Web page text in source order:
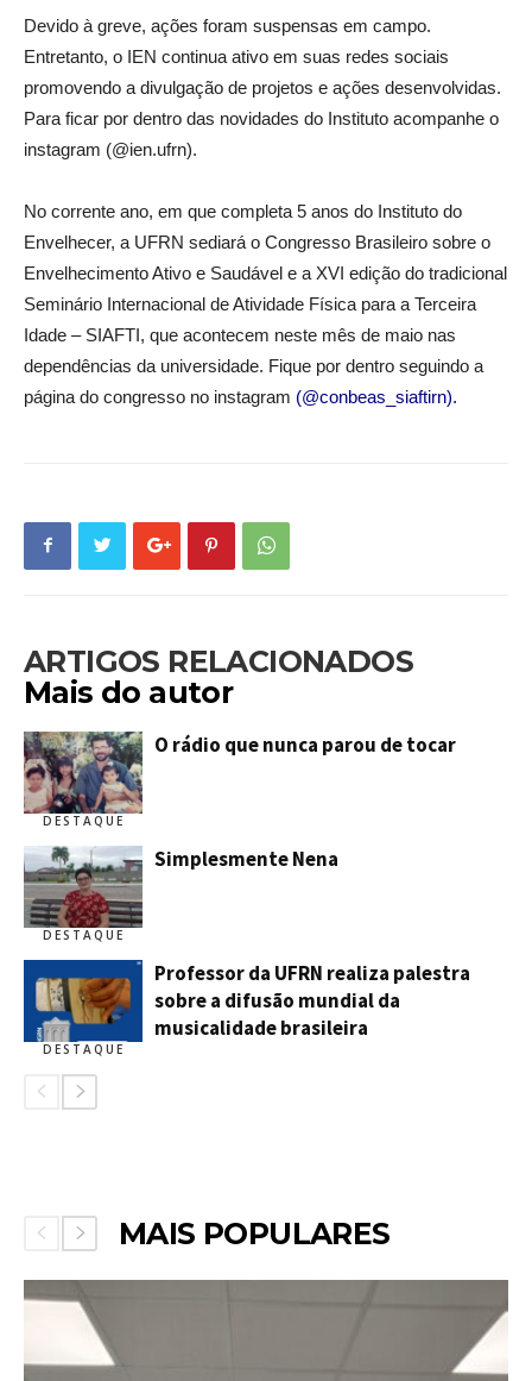
Devido à greve, ações foram suspensas em campo.
Entretanto, o IEN continua ativo em suas redes sociais
promovendo a divulgação de projetos e ações desenvolvidas.
Para ficar por dentro das novidades do Instituto acompanhe o
instagram (@ien.ufrn).
No corrente ano, em que completa 5 anos do Instituto do
Envelhecer, a UFRN sediará o Congresso Brasileiro sobre o
Envelhecimento Ativo e Saudável e a XVI edição do tradicional
Seminário Internacional de Atividade Física para a Terceira
Idade – SIAFTI, que acontecem neste mês de maio nas
dependências da universidade. Fique por dentro seguindo a
página do congresso no instagram (@conbeas_siaftirn).
ARTIGOS RELACIONADOS
Mais do autor
DESTAQUE
O rádio que nunca parou de tocar
DESTAQUE
Simplesmente Nena
DESTAQUE
Professor da UFRN realiza palestra
sobre a difusão mundial da
musicalidade brasileira
MAIS POPULARES